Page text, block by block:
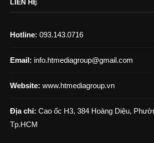
LIÊN HỆ
Hotline: 093.143.0716
Email: info.htmediagroup@gmail.com
Website: www.htmediagroup.vn
Địa chỉ: Cao ốc H3, 384 Hoàng Diệu,
Tp.HCM